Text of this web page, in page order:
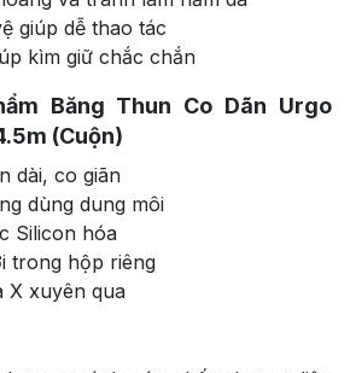
giúp dễ thao tác
kìm giữ chắc chắn
Băng Thun Co Dãn Urgo
(Cuộn)
dài, co giãn
dùng dung môi
Silicon hóa
trong hộp riêng
X xuyên qua